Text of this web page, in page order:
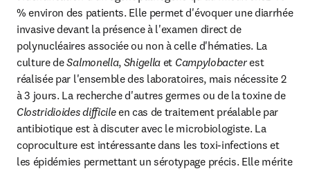
% environ des patients. Elle permet d'évoquer une diarrhée
invasive devant la présence à l'examen direct de
polynucléaires associée ou non à celle d'hématies. La
culture de Salmonella, Shigella et Campylobacter est
réalisée par l'ensemble des laboratoires, mais nécessite 2
à 3 jours. La recherche d'autres germes ou de la toxine de
Clostridioides difficile en cas de traitement préalable par
antibiotique est à discuter avec le microbiologiste. La
coproculture est intéressante dans les toxi-infections et
les épidémies permettant un sérotypage précis. Elle mérite